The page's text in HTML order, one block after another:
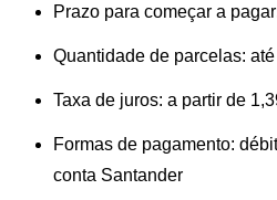
Prazo para começar a
Quantidade de parcelas:
Taxa de juros: a partir de
Formas de pagamento:
conta Santander